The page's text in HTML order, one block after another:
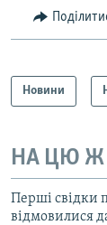
Новини
НА ЦЮ Ж
Перші свідки
відмовилися